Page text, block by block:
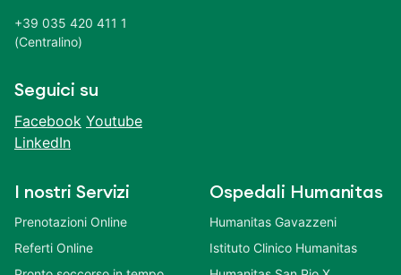
+39 035 420 411 1
(Centralino)
Seguici su
Facebook Youtube
LinkedIn
I nostri Servizi
Prenotazioni Online
Referti Online
Ospedali Humanitas
Humanitas Gavazzeni
Istituto Clinico Humanitas